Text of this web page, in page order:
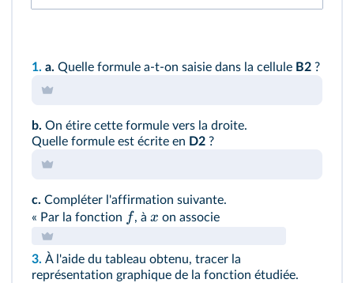
1. a. Quelle formule a-t-on saisie dans la cellule B2 ?
b. On étire cette formule vers la droite.
Quelle formule est écrite en D2 ?
c. Compléter l'affirmation suivante.
« Par la fonction f, àx on associe
3. À l'aide du tableau obtenu, tracer la
représentation graphique de la fonction étudiée.